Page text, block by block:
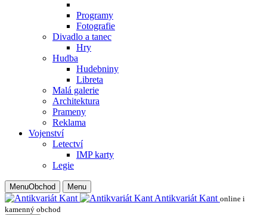
Programy
Fotografie
Divadlo a tanec
Hry
Hudba
Hudebniny
Libreta
Malá galerie
Architektura
Prameny
Reklama
Vojenství
Letectví
IMP karty
Legie
MenuObchod Menu
Antikvariát Kant online i
kamenný obchod